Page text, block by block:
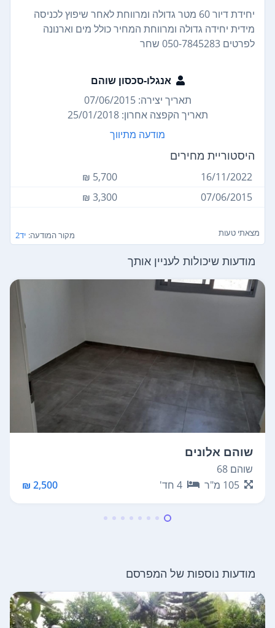
יחידת דיור 60 מטר גדולה ומרווחת לאחר שיפוץ לכניסה
מידית יחידה גדולה ומרווחת המחיר כולל מים וארנונה
לפרטים 050-7845283 שחר
אנגלו-סכסון שוהם
תאריך יצירה: 07/06/2015
תאריך הקפצה אחרון: 25/01/2018
מודעה מתיווך
היסטוריית מחירים
16/11/2022
5,700 ₪
07/06/2015
3,300 ₪
מצאתי טעות מקור המודעה: יד2
מודעות שיכולות לעניין אותך
שוהם אלונים
שוהם 68
105 מ"ר 4 חד' 2,500 ₪
מודעות נוספות של המפרסם